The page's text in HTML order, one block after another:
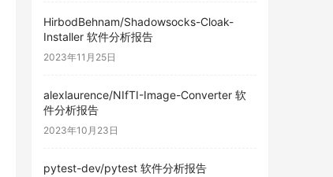
HirbodBehnam/Shadowsocks-Cloak-
Installer 软件分析报告
2023年11月25日
alexlaurence/NIfTI-Image-Converter 软
件分析报告
2023年10月23日
pytest-dev/pytest 软件分析报告